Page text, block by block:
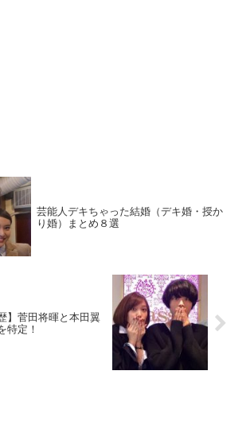
芸能人デキちゃった結婚（デキ婚・授か
り婚）まとめ８選
】菅田将暉と本田翼
特定！